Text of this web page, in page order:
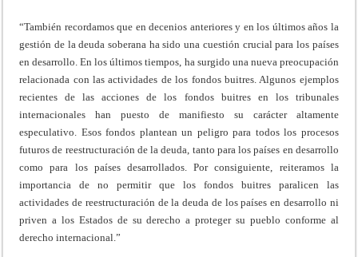
“También recordamos que en decenios anteriores y en los últimos años la
gestión de la deuda soberana ha sido una cuestión crucial para los países
en desarrollo. En los últimos tiempos, ha surgido una nueva preocupación
relacionada con las actividades de los fondos buitres. Algunos ejemplos
recientes de las acciones de los fondos buitres en los tribunales
internacionales han puesto de manifiesto su carácter altamente
especulativo. Esos fondos plantean un peligro para todos los procesos
futuros de reestructuración de la deuda, tanto para los países en desarrollo
como para los países desarrollados. Por consiguiente, reiteramos la
importancia de no permitir que los fondos buitres paralicen las
actividades de reestructuración de la deuda de los países en desarrollo ni
priven a los Estados de su derecho a proteger su pueblo conforme al
derecho internacional.”